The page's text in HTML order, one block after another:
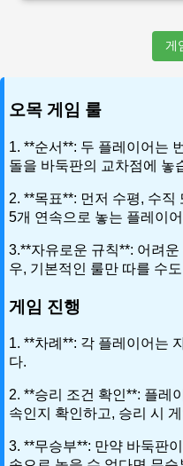
게
오목 게임 룰
1. **순서**: 두 플레이어는
돌을 바둑판의 교차점에 놓
2. **목표**: 먼저 수평, 수
5개 연속으로 놓는 플레이
3.**자유로운 규칙**: 어려
우, 기본적인 룰만 따를 수
게임 진행
1. **차례**: 각 플레이어는
다.
2. **승리 조건 확인**: 플레
속인지 확인하고, 승리 시
3. **무승부**: 만약 바둑판